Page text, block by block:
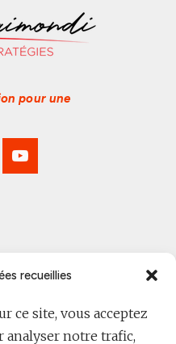
recueillies
ce site, vous acceptez
notre trafic,
pour une